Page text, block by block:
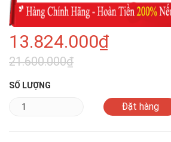
13.824.000₫
21.600.000₫
SỐ LƯỢNG